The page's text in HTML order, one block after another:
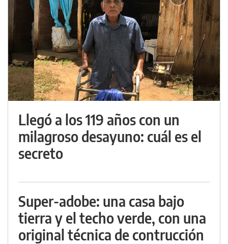
Llegó a los 119 años con un
milagroso desayuno: cuál es el
secreto
Super-adobe: una casa bajo
tierra y el techo verde, con una
original técnica de contrucción